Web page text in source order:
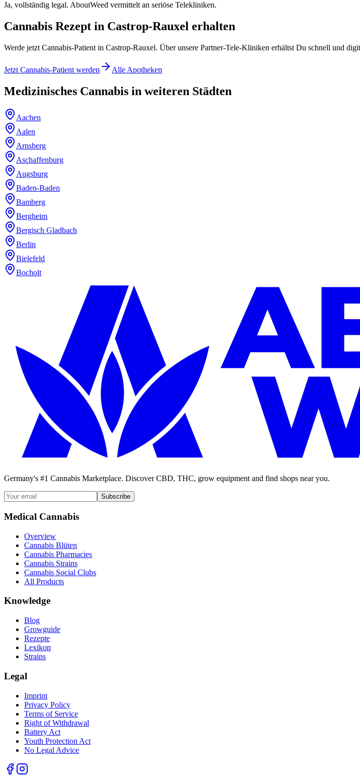
Ja, vollständig legal. AboutWeed vermittelt an seriöse Telekliniken.
Cannabis Rezept in Castrop-Rauxel erhalten
Werde jetzt Cannabis-Patient in Castrop-Rauxel. Über unsere Partner-Tele-Kliniken erhältst Du schnell und
Jetzt Cannabis-Patient werden Alle Apotheken
Medizinisches Cannabis in weiteren Städten
Aachen
Aalen
Arnsberg
Aschaffenburg
Augsburg
Baden-Baden
Bamberg
Bergheim
Bergisch Gladbach
Berlin
Bielefeld
Bocholt
Germany's #1 Cannabis Marketplace. Discover CBD, THC, grow equipment and find shops near you.
Subscribe
Medical Cannabis
Overview
Cannabis Blüten
Cannabis Pharmacies
Cannabis Strains
Cannabis Social Clubs
All Products
Knowledge
Blog
Growguide
Rezepte
Lexikon
Strains
Legal
Imprint
Privacy Policy
Terms of Service
Right of Withdrawal
Battery Act
Youth Protection Act
No Legal Advice